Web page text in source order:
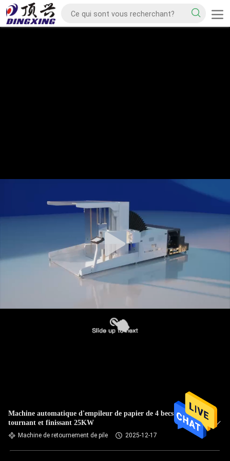
Machine automatique d'empileur de papier de 4 becs
tournant et finissant 25KW
Machine de retournement de pile 2025-12-17